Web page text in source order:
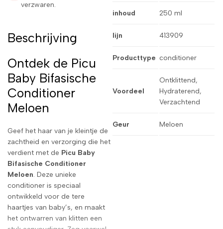
verzwaren.
Beschrijving
Ontdek de Picu
Baby Bifasische
Conditioner
Meloen
Geef het haar van je kleintje de
zachtheid en verzorging die het
verdient met de Picu Baby
Bifasische Conditioner
Meloen. Deze unieke
conditioner is speciaal
ontwikkeld voor de tere
haartjes van baby’s, en maakt
het ontwarren van klitten een
inhoud 250 ml
lijn 413909
Producttype conditioner
Voordeel
Ontklittend,
Hydraterend,
Verzachtend
Geur Meloen